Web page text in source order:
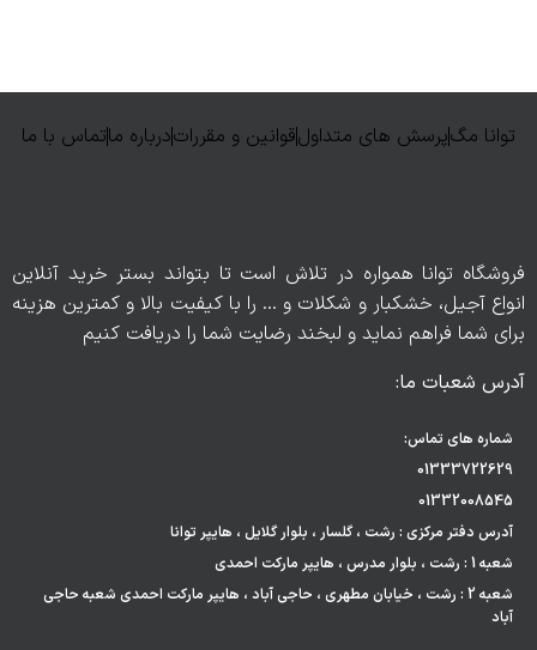
توانا مگپرسش های متداولقوانین و مقرراتدرباره ماتماس با ما
فروشگاه توانا همواره در تلاش است تا بتواند بستر خرید آنلاین
انواع آجیل، خشکبار و شکلات و … را با کیفیت بالا و کمترین هزینه
برای شما فراهم نماید و لبخند رضایت شما را دریافت کنیم
آدرس شعبات ما:
شماره های تماس:
01333722629
01332008545
آدرس دفتر مرکزی : رشت ، گلسار ، بلوار گلایل ، هایپر توانا
شعبه 1 : رشت ، بلوار مدرس ، هایپر مارکت احمدی
شعبه 2 : رشت ، خیابان مطهری ، حاجی آباد ، هایپر مارکت احمدی شعبه حاجی
آباد